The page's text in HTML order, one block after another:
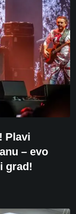
Plavi
– evo
grad!